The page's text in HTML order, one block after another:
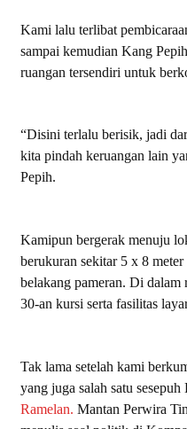
Kami lalu terlibat
sampai kemudian Kang
ruangan tersendiri untuk
“Disini terlalu berisik, jadi
kita pindah keruangan lain
Pepih.
Kamipun bergerak menuju
berukuran sekitar 5 x 8
belakang pameran. Di dalam
30-an kursi serta fasilitas
Tak lama setelah kami
yang juga salah satu
Ramelan. Mantan Perwira